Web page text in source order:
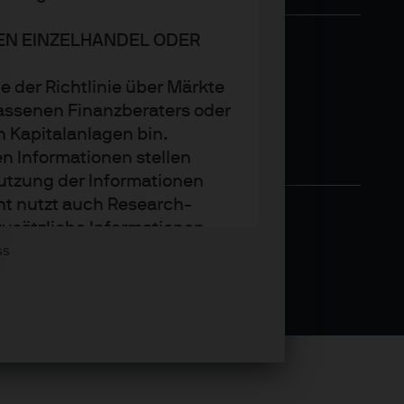
EINZELHANDEL ODER
der Richtlinie über Märkte
Finanzberaters oder
Kapitalanlagen bin.
Informationen stellen
der Informationen
nutzt auch Research-
Informationen
Management wider.
Asset Management
sie zum Zeitpunkt der